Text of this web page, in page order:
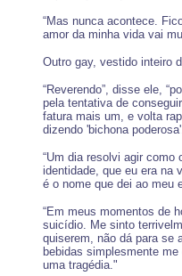
“Mas nunca acontece.
amor da minha vida vai
Outro gay, vestido inteiro
“Reverendo”, disse ele,
pela tentativa de
fatura mais um, e volta
dizendo 'bichona
“Um dia resolvi agir
identidade, que eu era na
é o nome que dei ao meu
“Em meus momentos de
suicídio. Me sinto
quiserem, não dá para se
bebidas simplesmente
uma tragédia."